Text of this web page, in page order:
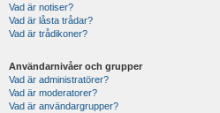
Vad är notiser?
Vad är låsta trådar?
Vad är trådikoner?
Användarnivåer och grupper
Vad är administratörer?
Vad är moderatorer?
Vad är användargrupper?